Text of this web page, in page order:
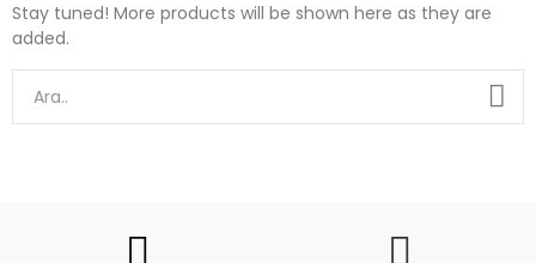
Stay tuned! More products will be shown here as they are
added.